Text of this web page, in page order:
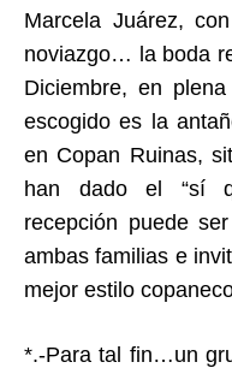
Marcela Juárez,
noviazgo… la boda
Diciembre, en
escogido es la
en Copan Ruinas,
han dado el “sí
recepción puede
ambas familias e
mejor estilo
*.-Para tal fin…un